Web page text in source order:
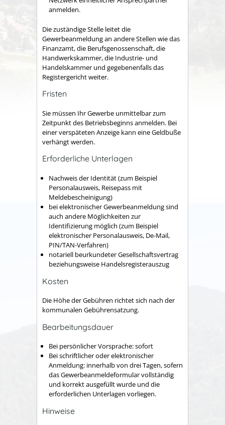
anmelden.
Die zuständige Stelle leitet die
Gewerbeanmeldung an andere Stellen wie das
Finanzamt, die Berufsgenossenschaft, die
Handwerkskammer, die Industrie- und
Handelskammer und gegebenenfalls das
Registergericht weiter.
Fristen
Sie müssen Ihr Gewerbe unmittelbar zum
Zeitpunkt des Betriebsbeginns anmelden. Bei
einer verspäteten Anzeige kann eine Geldbuße
verhängt werden.
Erforderliche Unterlagen
Nachweis der Identität (zum Beispiel
Personalausweis, Reisepass mit
Meldebescheinigung)
bei elektronischer Gewerbeanmeldung sind
auch andere Möglichkeiten zur
Identifizierung möglich (zum Beispiel
elektronischer Personalausweis, De-Mail,
PIN/TAN-Verfahren)
notariell beurkundeter Gesellschaftsvertrag
beziehungsweise Handelsregisterauszug
Kosten
Die Höhe der Gebühren richtet sich nach der
kommunalen Gebührensatzung.
Bearbeitungsdauer
Bei persönlicher Vorsprache: sofort
Bei schriftlicher oder elektronischer
Anmeldung: innerhalb von drei Tagen, sofern
das Gewerbeanmeldeformular vollständig
und korrekt ausgefüllt wurde und die
erforderlichen Unterlagen vorliegen.
Hinweise